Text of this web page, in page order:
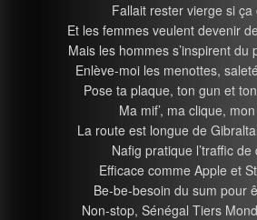
Fallait rester vierge si ça
Et les femmes veulent devenir
Mais les hommes s’inspirent du
Enlève-moi les menottes,
Pose ta plaque, ton gun et
Ma mif’, ma clique,
La route est longue de
Nafig pratique l’traffic de
Efficace comme Apple et
Be-be-besoin du sum pour
Non-stop, Sénégal Tiers